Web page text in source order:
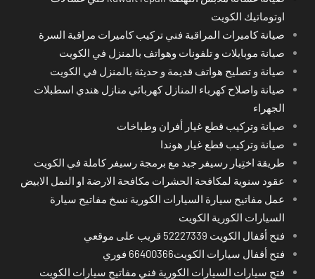
اوتوماتيك الكويت
صيانة كاميرات المراقبة فني تركيب كاميرات مراقبة السرة
صيانة موبايلات و تلفونات وهواتف بالمنزل في الكويت
صيانة و تصليح هواتف قديمة و حديثة بالمنزل في الكويت
صيانة واصلاح كهرباء المنازل كهربائي منازل هندي اسطبلات
الجهراء
صيانة وتركيب قطع غيار أفران وطباخات
صيانة وتركيب قطع غيار هوندا
طريقة اختِيار رسيفر جيد مع برمجة رسيفر كاملة في الكويت
عقود سنوية لمكافحة الحشرات مكافحة الارضة او النمل الابيض
عمل مفاتيح سيارة السيارات الكورية نسخ مفاتيح سيارة
السيارات الكورية الكويت
فتح أقفال الكويت 52227339 قريب على موقعي
فتح أقفال سيارات الكويت66400366 فوري
فتح سيارات السيارات الكورية فني مفاتيح سيارات الكويت